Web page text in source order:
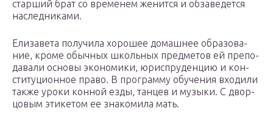
стар­ший брат со вре­ме­нем женит­ся и обза­ве­дет­ся
наследниками.
Ели­за­ве­та полу­чи­ла хоро­шее домаш­нее обра­зо­ва­
ние, кро­ме обыч­ных школь­ных пред­ме­тов ей пре­по­
да­ва­ли осно­вы эко­но­ми­ки, юрис­пру­ден­цию и кон­
сти­ту­ци­он­ное пра­во. В про­грам­му обу­че­ния вхо­ди­ли
так­же уро­ки кон­ной езды, тан­цев и музы­ки. С двор­
цо­вым эти­ке­том ее зна­ко­ми­ла мать.